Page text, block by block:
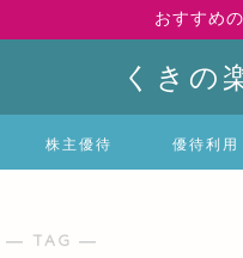
おすすめ
くきの
株主優待 優待利用
― TAG ―